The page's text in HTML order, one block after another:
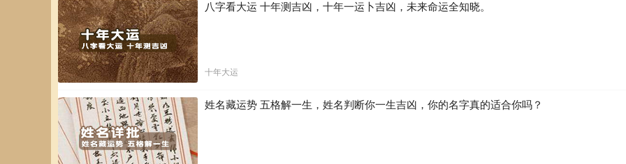
八字看大运 十年测吉凶，十年一运卜吉凶，未来命运全知晓。
十年大运
姓名藏运势 五格解一生，姓名判断你一生吉凶，你的名字真的适合你吗？